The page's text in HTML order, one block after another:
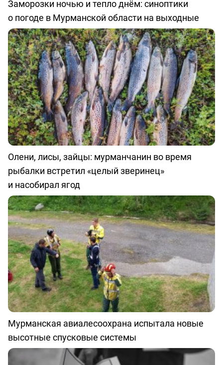
Заморозки ночью и тепло днём: синоптики
о погоде в Мурманской области на выходные
Олени, лисы, зайцы: мурманчанин во время
рыбалки встретил «целый зверинец»
и насобирал ягод
Мурманская авиалесоохрана испытала новые
высотные спусковые системы